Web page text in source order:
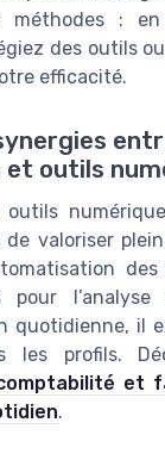
méthodes :
des outils
efficacité.
outils
outils
valoriser
l’analyse
quotidienne, il
les profils.
et
.